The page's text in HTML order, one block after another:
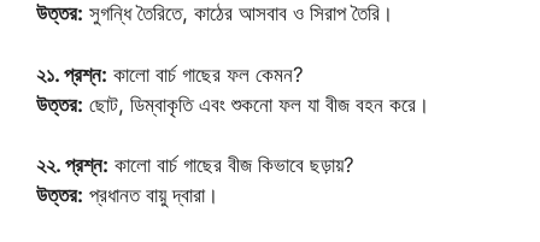
উত্তর: সুগন্ধি তৈরিতে, কাঠের আসবাব ও সিরাপ তৈরি।
২১. প্রশ্ন: কালো বার্চ গাছের ফল কেমন?
উত্তর: ছোট, ডিম্বাকৃতি এবং শুকনো ফল যা বীজ বহন করে।
২২. প্রশ্ন: কালো বার্চ গাছের বীজ কিভাবে ছড়ায়?
উত্তর: প্রধানত বায়ু দ্বারা।